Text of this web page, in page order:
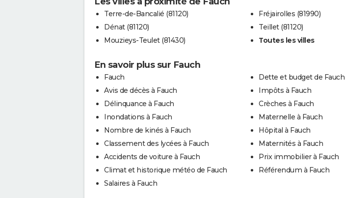
Terre-de-Bancalié (81120)
Dénat (81120)
Mouzieys-Teulet (81430)
Fréjairolles (81990)
Teillet (81120)
Toutes les villes
En savoir plus sur Fauch
Fauch
Avis de décès à Fauch
Délinquance à Fauch
Inondations à Fauch
Nombre de kinés à Fauch
Classement des lycées à Fauch
Accidents de voiture à Fauch
Climat et historique météo de Fauch
Salaires à Fauch
Dette et budget de Fauch
Impôts à Fauch
Crèches à Fauch
Maternelle à Fauch
Hôpital à Fauch
Maternités à Fauch
Prix immobilier à Fauch
Référendum à Fauch